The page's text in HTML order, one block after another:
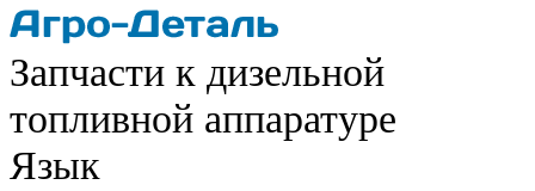
Запчасти к дизельной
топливной аппаратуре
Язык